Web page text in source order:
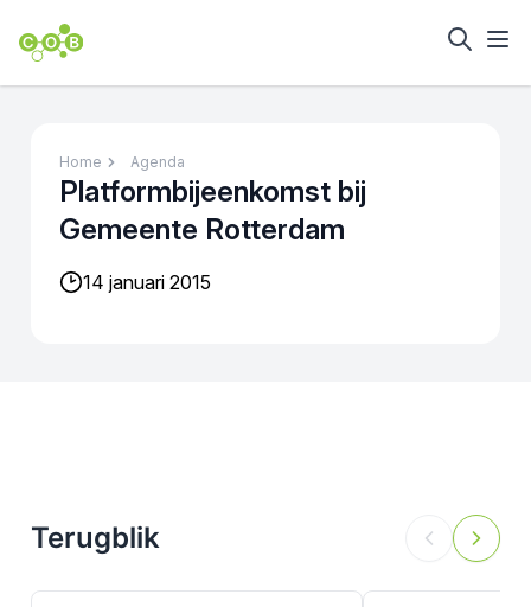
Home Agenda
Platformbijeenkomst bij
Gemeente Rotterdam
14 januari 2015
Terugblik